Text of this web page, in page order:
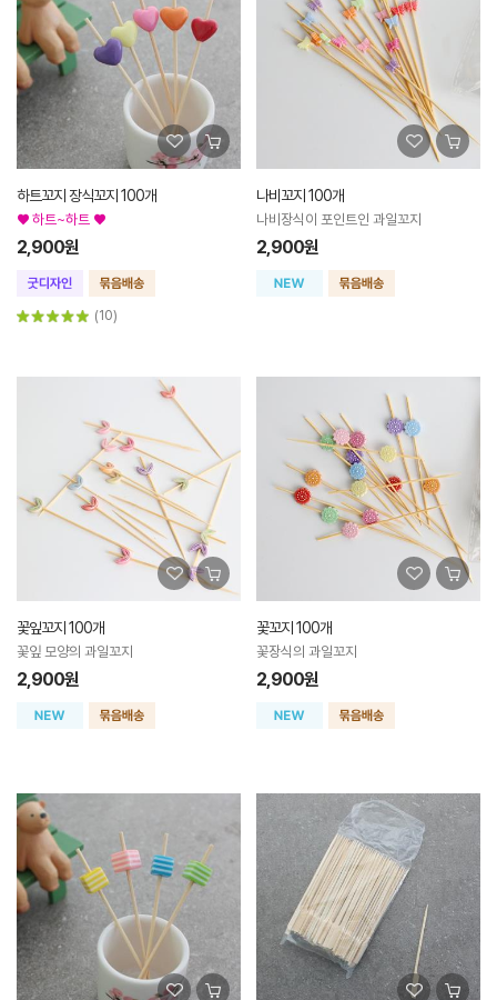
하트꼬지 장식꼬지 100개
♥ 하트~하트 ♥
2,900원
(10)
나비꼬지 100개
나비장식이 포인트인 과일꼬지
2,900원
꽃잎꼬지 100개
꽃잎 모양의 과일꼬지
2,900원
꽃꼬지 100개
꽃장식의 과일꼬지
2,900원